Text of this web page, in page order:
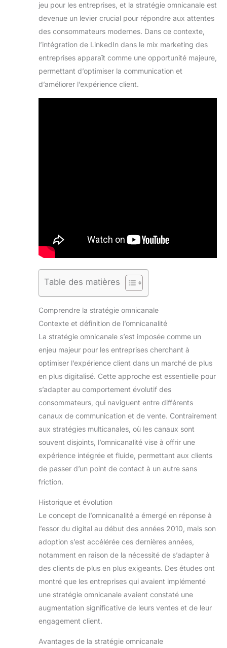
jeu pour les entreprises, et la stratégie omnicanale est
devenue un levier crucial pour répondre aux attentes
des consommateurs modernes. Dans ce contexte,
l’intégration de LinkedIn dans le mix marketing des
entreprises apparaît comme une opportunité majeure,
permettant d’optimiser la communication et
d’améliorer l’expérience client.
Table des matières
Comprendre la stratégie omnicanale
Contexte et définition de l’omnicanalité
La stratégie omnicanale s’est imposée comme un
enjeu majeur pour les entreprises cherchant à
optimiser l’expérience client dans un marché de plus
en plus digitalisé. Cette approche est essentielle pour
s’adapter au comportement évolutif des
consommateurs, qui naviguent entre différents
canaux de communication et de vente. Contrairement
aux stratégies multicanales, où les canaux sont
souvent disjoints, l’omnicanalité vise à offrir une
expérience intégrée et fluide, permettant aux clients
de passer d’un point de contact à un autre sans
friction.
Historique et évolution
Le concept de l’omnicanalité a émergé en réponse à
l’essor du digital au début des années 2010, mais son
adoption s’est accélérée ces dernières années,
notamment en raison de la nécessité de s’adapter à
des clients de plus en plus exigeants. Des études ont
montré que les entreprises qui avaient implémenté
une stratégie omnicanale avaient constaté une
augmentation significative de leurs ventes et de leur
engagement client.
Avantages de la stratégie omnicanale